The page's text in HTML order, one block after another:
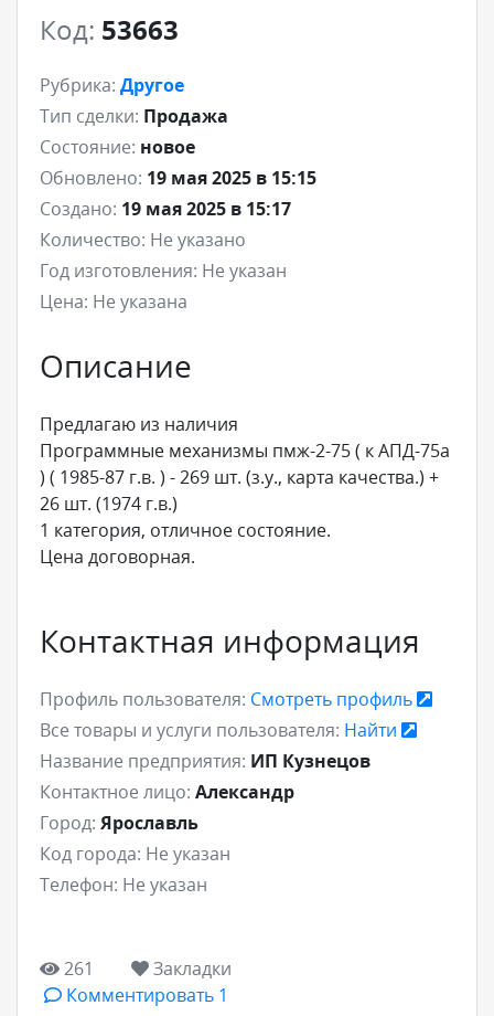
Код: 53663
Рубрика: Другое
Тип сделки: Продажа
Состояние: новое
Обновлено: 19 мая 2025 в 15:15
Создано: 19 мая 2025 в 15:17
Количество: Не указано
Год изготовления: Не указан
Цена: Не указана
Описание
Предлагаю из наличия
Программные механизмы пмж-2-75 ( к АПД-75а
) ( 1985-87 г.в. ) - 269 шт. (з.у., карта качества.) +
26 шт. (1974 г.в.)
1 категория, отличное состояние.
Цена договорная.
Контактная информация
Профиль пользователя: Смотреть профиль
Все товары и услуги пользователя: Найти
Название предприятия: ИП Кузнецов
Контактное лицо: Александр
Город: Ярославль
Код города: Не указан
Телефон: Не указан
261
Закладки
Комментировать 1